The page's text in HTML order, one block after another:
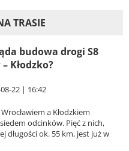
TRASIE
budowa drogi S8
Kłodzko?
22 | 16:42
a Kłodzkiem
odcinków. Pięć z nich,
długości ok. 55 km, jest już w